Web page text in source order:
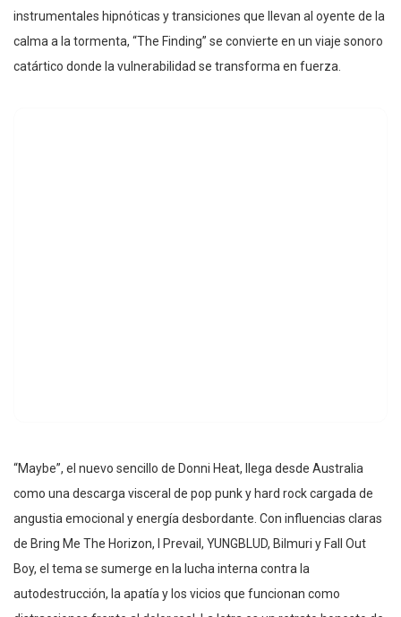
instrumentales hipnóticas y transiciones que llevan al oyente de la
calma a la tormenta, “The Finding” se convierte en un viaje sonoro
catártico donde la vulnerabilidad se transforma en fuerza.
“Maybe”, el nuevo sencillo de Donni Heat, llega desde Australia
como una descarga visceral de pop punk y hard rock cargada de
angustia emocional y energía desbordante. Con influencias claras
de Bring Me The Horizon, I Prevail, YUNGBLUD, Bilmuri y Fall Out
Boy, el tema se sumerge en la lucha interna contra la
autodestrucción, la apatía y los vicios que funcionan como